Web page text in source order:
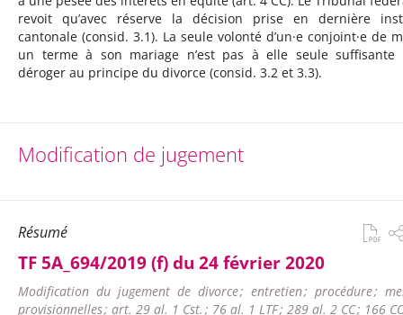
revoit qu’avec réserve la décision prise en dernière
cantonale (consid. 3.1). La seule volonté d’un·e conjoint·e de
un terme à son mariage n’est pas à elle seule suffisante
déroger au principe du divorce (consid. 3.2 et 3.3).
Modification de jugement
Résumé
TF 5A_694/2019 (f) du 24 février 2020
Modification du jugement de divorce ; entretien ; procédure ;
provisionnelles ; art. 29 al. 1 Cst. ; 76 al. 1 LTF ; 289 al. 2 CC ; 166